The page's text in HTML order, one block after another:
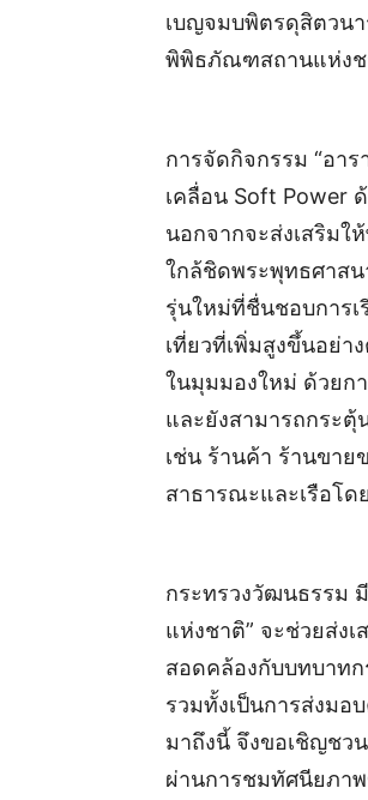
เบญจมบพิตรดุสิตวน
พิพิธภัณฑสถานแห่งช
การจัดกิจกรรม “อา
เคลื่อน Soft Power
นอกจากจะส่งเสริมใ
ใกล้ชิดพระพุทธศาสน
รุ่นใหม่ที่ชื่นชอบการเ
เที่ยวที่เพิ่มสูงขึ้นอย่า
ในมุมมองใหม่ ด้วยก
และยังสามารถกระตุ้
เช่น ร้านค้า ร้านขาย
สาธารณะและเรือโด
กระทรวงวัฒนธรรม
แห่งชาติ” จะช่วยส่ง
สอดคล้องกับบทบาทก
รวมทั้งเป็นการส่งมอ
มาถึงนี้ จึงขอเชิญชว
ผ่านการชมทัศนียภา